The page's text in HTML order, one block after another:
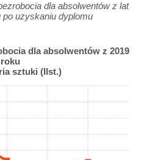
dla absolwentów z lat
uzyskaniu dyplomu
dla absolwentów z 2019
roku
sztuki (IIst.)